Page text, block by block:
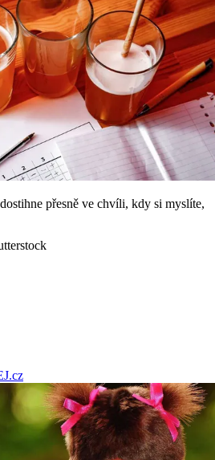
přesně ve chvíli, kdy si myslíte,